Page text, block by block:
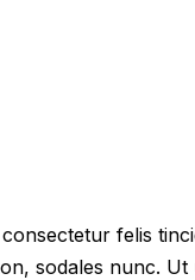
felis
sodales nunc.